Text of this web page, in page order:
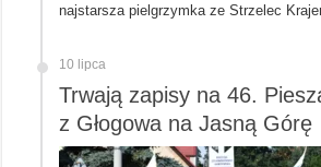
najstarsza pielgrzymka ze Strzelec
10 lipca
Trwają zapisy na 46.
z Głogowa na Jasną Górę